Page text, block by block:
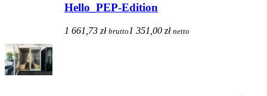
Hello_PEP-Edition
1 661,73 zł brutto 1 351,00 zł netto